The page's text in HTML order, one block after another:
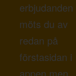
erbjudanden
möts du av
redan på
förstasidan i